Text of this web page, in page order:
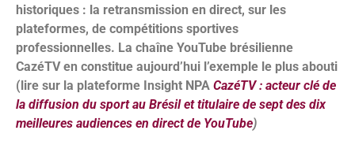
historiques : la retransmission en direct, sur les
plateformes, de compétitions sportives
professionnelles. La chaîne YouTube brésilienne
CazéTV en constitue aujourd’hui l’exemple le plus abouti
(lire sur la plateforme Insight NPA CazéTV : acteur clé de
la diffusion du sport au Brésil et titulaire de sept des dix
meilleures audiences en direct de YouTube)